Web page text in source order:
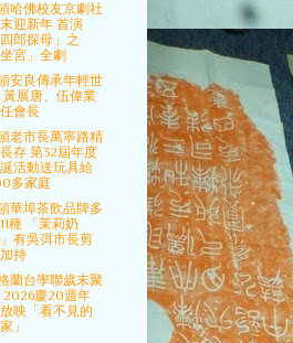
哈佛校友京劇社
迎新年 首演
四郎探母」之
坐宮」全劇
安良傳承年輕世
黃展唐、伍偉業
會長
老市長萬寧路精
存 第32屆年度
活動送玩具給
多家庭
華埠茶飲品牌多
種 「茉莉奶
有吳弭市長剪
持
蘭台學聯歲末聚
2026慶20週年
映「看不見的
」